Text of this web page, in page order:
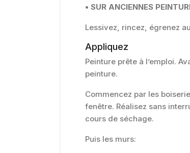
• SUR ANCIENNES
Lessivez, rincez, égrenez
Appliquez
Peinture prête à l’emploi.
peinture.
Commencez par les
fenêtre. Réalisez sans
cours de séchage.
Puis les murs: